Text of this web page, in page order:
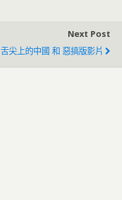
Next Post
舌尖上的中國 和 惡搞版影片